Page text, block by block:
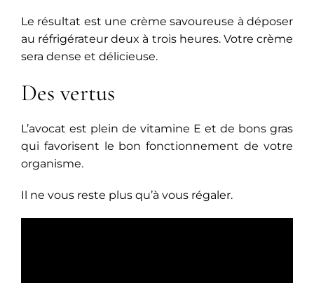
Le résultat est une crème savoureuse à déposer
au réfrigérateur deux à trois heures. Votre crème
sera dense et délicieuse.
Des vertus
L’avocat est plein de vitamine E et de bons gras
qui favorisent le bon fonctionnement de votre
organisme.
Il ne vous reste plus qu’à vous régaler.